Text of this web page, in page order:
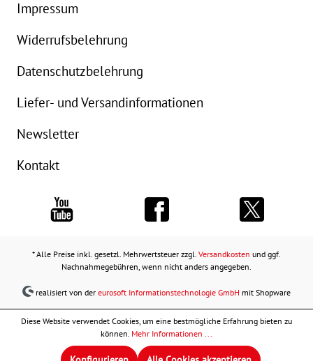
Impressum
Widerrufsbelehrung
Datenschutzbelehrung
Liefer- und Versandinformationen
Newsletter
Kontakt
* Alle Preise inkl. gesetzl. Mehrwertsteuer zzgl. Versandkosten und ggf.
Nachnahmegebühren, wenn nicht anders angegeben.
realisiert von dereurosoft Informationstechnologie GmbH mit Shopware
Diese Website verwendet Cookies, um eine bestmögliche Erfahrung bieten zu
können. Mehr Informationen ...